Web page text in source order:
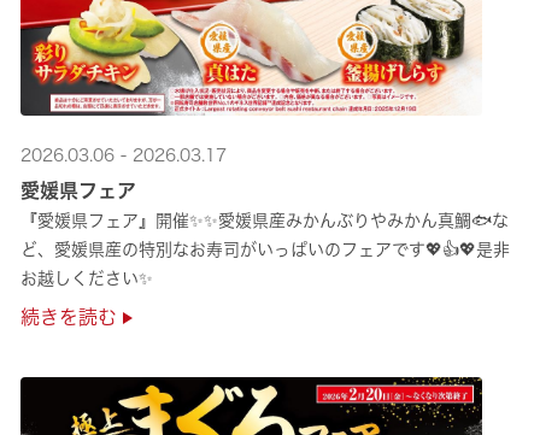
2026.03.06 - 2026.03.17
愛媛県フェア
『愛媛県フェア』開催✨✨愛媛県産みかんぶりやみかん真鯛🐟な
ど、愛媛県産の特別なお寿司がいっぱいのフェアです💖👍💖是非
お越しください✨
続きを読む